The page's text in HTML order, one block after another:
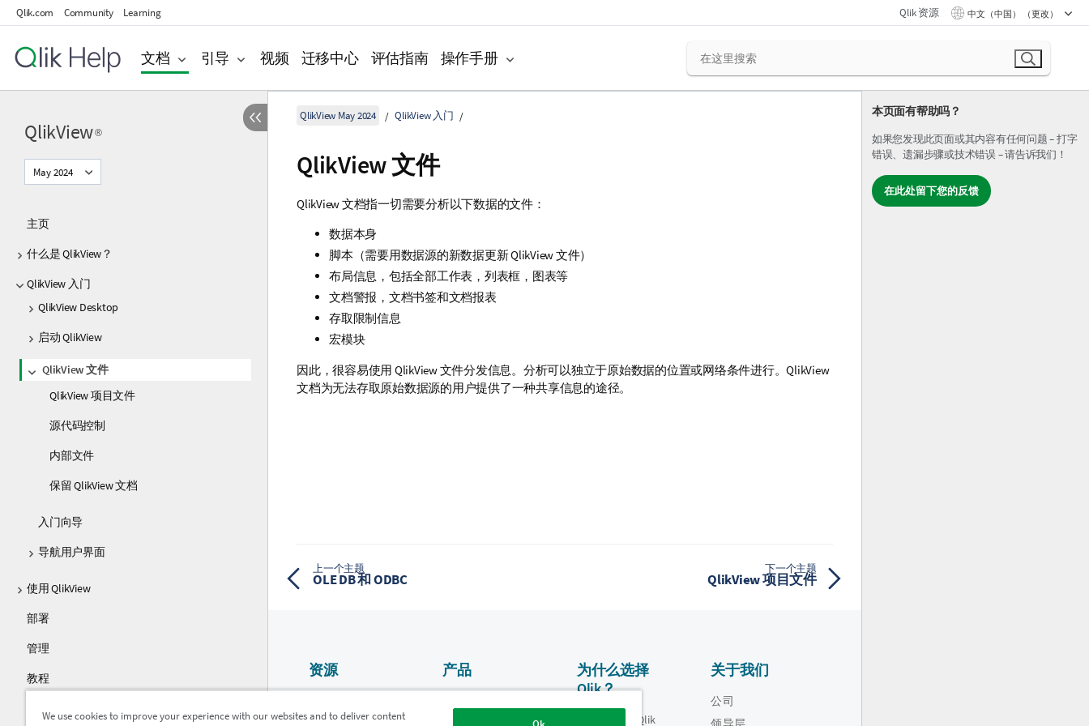
Qlik.com Community Learning Qlik 资源 中文（中国） （更改）
文档 引导 视频 迁移中心 评估指南 操作手册
QlikView®
May 2024
主页
什么是 QlikView？
QlikView 入门
QlikView Desktop
启动 QlikView
QlikView 文件
QlikView 项目文件
源代码控制
内部文件
保留 QlikView 文档
入门向导
导航用户界面
使用 QlikView
部署
管理
教程
本页面有帮助吗？
如果您发现此页面或其内容有任何问题 – 打字
错误、遗漏步骤或技术错误 – 请告诉我们！
在此处留下您的反馈
QlikView May 2024 QlikView 入门
QlikView 文件
QlikView 文档指一切需要分析以下数据的文件：
数据本身
脚本（需要用数据源的新数据更新 QlikView 文件）
布局信息，包括全部工作表，列表框，图表等
文档警报，文档书签和文档报表
存取限制信息
宏模块
因此，很容易使用 QlikView 文件分发信息。分析可以独立于原始数据的位置或网络条件进行。QlikView
文档为无法存取原始数据源的用户提供了一种共享信息的途径。
上一个主题
OLE DB 和 ODBC
下一个主题
QlikView 项目文件
资源 产品
为什么选择
Qlik？
为什么选择 Qlik
关于我们
公司
We use cookies to improve your experience with our websites and to deliver content